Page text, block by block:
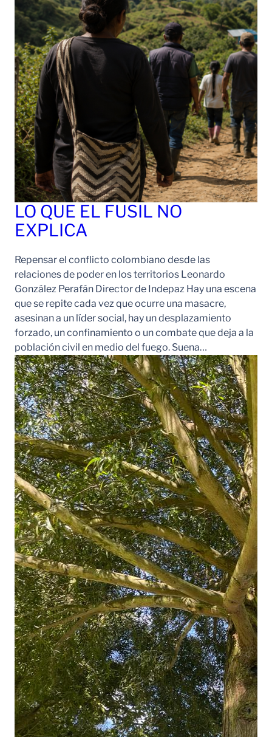
LO QUE EL FUSIL NO
EXPLICA
Repensar el conflicto colombiano desde las
relaciones de poder en los territorios Leonardo
González Perafán Director de Indepaz Hay una escena
que se repite cada vez que ocurre una masacre,
asesinan a un líder social, hay un desplazamiento
forzado, un confinamiento o un combate que deja a la
población civil en medio del fuego. Suena…